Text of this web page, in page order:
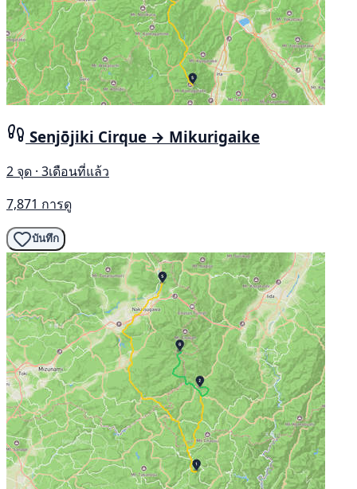
Senjōjiki Cirque → Mikurigaike
2 จุด · 3เดือนที่แล้ว
7,871 การดู
บันทึก